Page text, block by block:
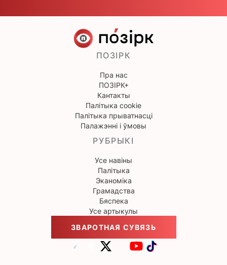
ПОЗІРК
Пра нас
ПОЗІРК+
Кантакты
Палітыка cookie
Палітыка прыватнасці
Палажэнні і ўмовы
РУБРЫКІ
Усе навіны
Палітыка
Эканоміка
Грамадства
Бяспека
Усе артыкулы
ЗВАРОТНАЯ СУВЯЗЬ